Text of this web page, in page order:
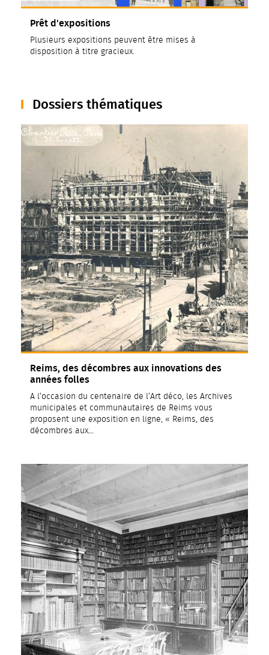
Prêt d'expositions
Plusieurs expositions peuvent être mises à
disposition à titre gracieux.
Dossiers thématiques
Reims, des décombres aux innovations des
années folles
A l’occasion du centenaire de l’Art déco, les Archives
municipales et communautaires de Reims vous
proposent une exposition en ligne, « Reims, des
décombres aux…